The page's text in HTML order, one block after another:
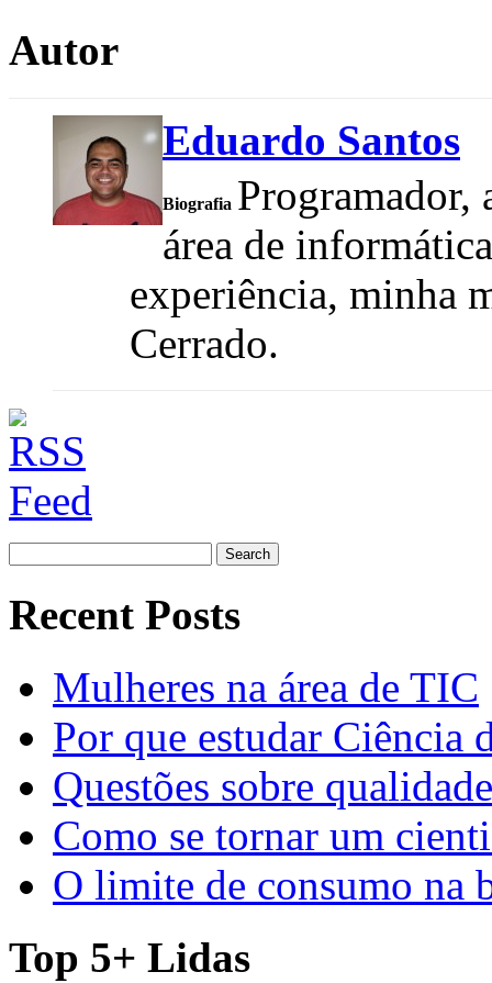
Autor
Eduardo Santos
Biografia Programador,
área de
experiência, minha
Cerrado.
for:
Recent Posts
Mulheres na área de TIC
Por que estudar Ciência
Questões sobre
Como se tornar um
O limite de consumo na
Top 5+ Lidas